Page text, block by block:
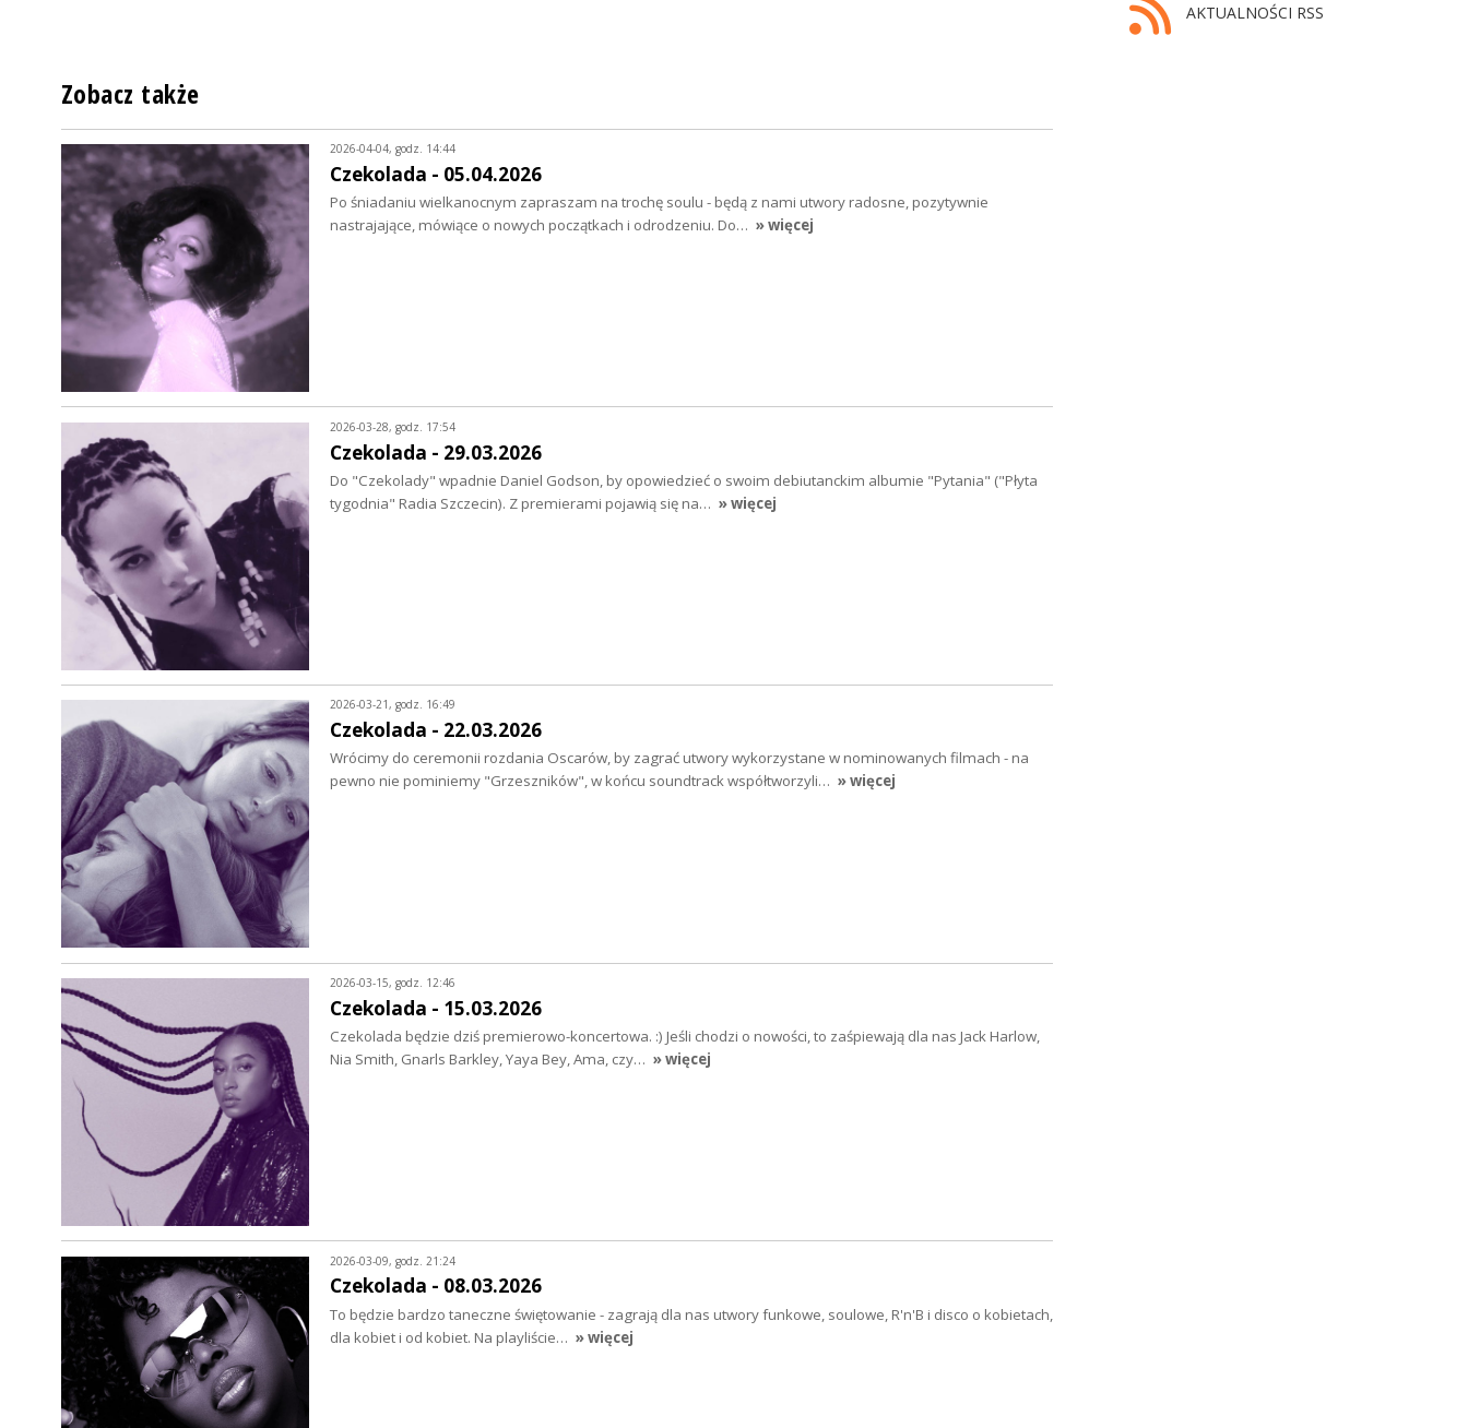
AKTUALNOŚCI RSS
Zobacz także
2026-04-04, godz. 14:44
Czekolada - 05.04.2026
Po śniadaniu wielkanocnym zapraszam na trochę soulu - będą z nami utwory radosne, pozytywnie
nastrajające, mówiące o nowych początkach i odrodzeniu. Do… » więcej
2026-03-28, godz. 17:54
Czekolada - 29.03.2026
Do "Czekolady" wpadnie Daniel Godson, by opowiedzieć o swoim debiutanckim albumie "Pytania" ("Płyta
tygodnia" Radia Szczecin). Z premierami pojawią się na… » więcej
2026-03-21, godz. 16:49
Czekolada - 22.03.2026
Wrócimy do ceremonii rozdania Oscarów, by zagrać utwory wykorzystane w nominowanych filmach - na
pewno nie pominiemy "Grzeszników", w końcu soundtrack współtworzyli… » więcej
2026-03-15, godz. 12:46
Czekolada - 15.03.2026
Czekolada będzie dziś premierowo-koncertowa. :) Jeśli chodzi o nowości, to zaśpiewają dla nas Jack Harlow,
Nia Smith, Gnarls Barkley, Yaya Bey, Ama, czy… » więcej
2026-03-09, godz. 21:24
Czekolada - 08.03.2026
To będzie bardzo taneczne świętowanie - zagrają dla nas utwory funkowe, soulowe, R'n'B i disco o kobietach,
dla kobiet i od kobiet. Na playliście… » więcej